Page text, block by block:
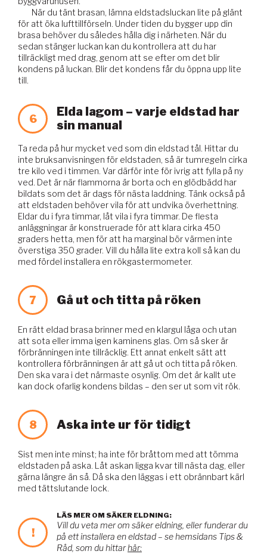
När du tänt brasan, lämna eldstadsluckan lite på glänt
för att öka lufttillförseln. Under tiden du bygger upp din
brasa behöver du således hålla dig i närheten. När du
sedan stänger luckan kan du kontrollera att du har
tillräckligt med drag, genom att se efter om det blir
kondens på luckan. Blir det kondens får du öppna upp lite
till.
6
Elda lagom – varje eldstad har
sin manual
Ta reda på hur mycket ved som din eldstad tål. Hittar du
inte bruksanvisningen för eldstaden, så är tumregeln cirka
tre kilo ved i timmen. Var därför inte för ivrig att fylla på ny
ved. Det är när flammorna är borta och en glödbädd har
bildats som det är dags för nästa laddning. Tänk också på
att eldstaden behöver vila för att undvika överhettning.
Eldar du i fyra timmar, låt vila i fyra timmar. De flesta
anläggningar är konstruerade för att klara cirka 450
graders hetta, men för att ha marginal bör värmen inte
överstiga 350 grader. Vill du hålla lite extra koll så kan du
med fördel installera en rökgastermometer.
7 Gå ut och titta på röken
En rätt eldad brasa brinner med en klargul låga och utan
att sota eller imma igen kaminens glas. Om så sker är
förbränningen inte tillräcklig. Ett annat enkelt sätt att
kontrollera förbränningen är att gå ut och titta på röken.
Den ska vara i det närmaste osynlig. Om det är kallt ute
kan dock ofarlig kondens bildas – den ser ut som vit rök.
8 Aska inte ur för tidigt
Sist men inte minst; ha inte för bråttom med att tömma
eldstaden på aska. Låt askan ligga kvar till nästa dag, eller
gärna längre än så. Då ska den läggas i ett obrännbart kärl
med tättslutande lock.
!
LÄS MER OM SÄKER ELDNING:
Vill du veta mer om säker eldning, eller funderar du
på ett installera en eldstad – se hemsidans Tips &
Råd, som du hittarhär: